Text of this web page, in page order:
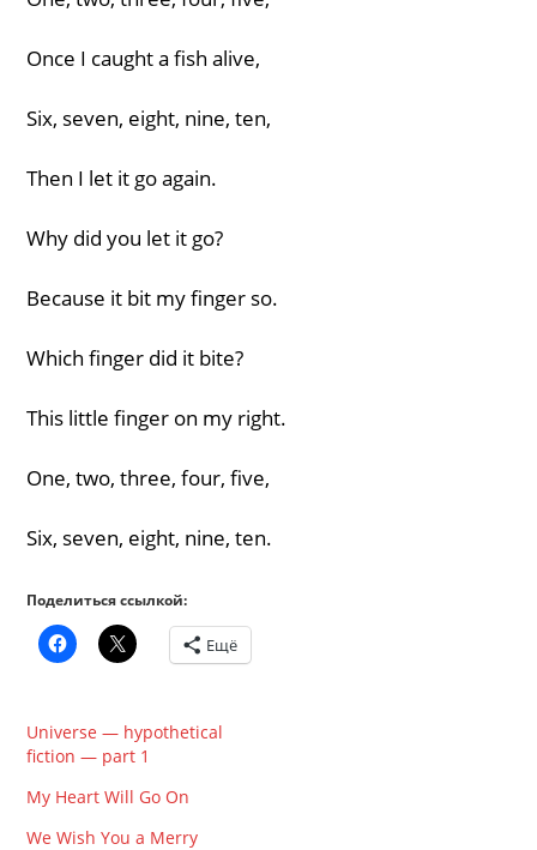
Once I caught a fish alive,
Six, seven, eight, nine, ten,
Then I let it go again.
Why did you let it go?
Because it bit my finger so.
Which finger did it bite?
This little finger on my right.
One, two, three, four, five,
Six, seven, eight, nine, ten.
Поделиться ссылкой:
Ещё
Universe — hypothetical
fiction — part 1
My Heart Will Go On
We Wish You a Merry